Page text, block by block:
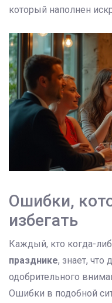
который наполнен
Ошибки,
избегать
Каждый, кто когда-
празднике, знает, что
одобрительного
Ошибки в подобной